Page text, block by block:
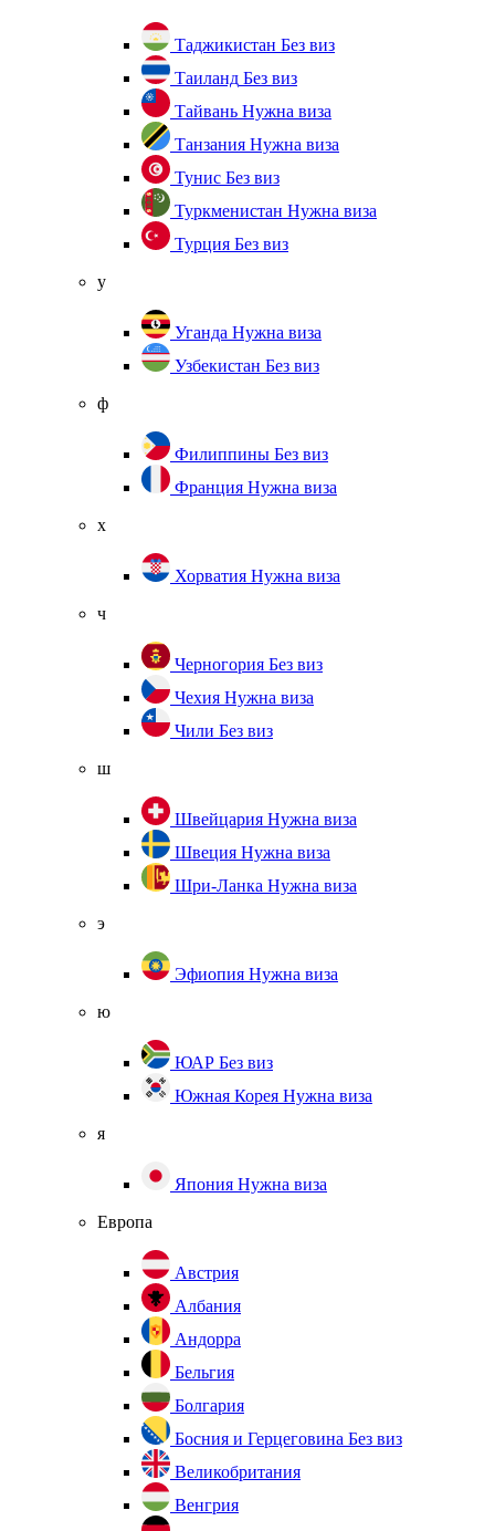
Таджикистан Без виз
Таиланд Без виз
Тайвань Нужна виза
Танзания Нужна виза
Тунис Без виз
Туркменистан Нужна виза
Турция Без виз
у
Уганда Нужна виза
Узбекистан Без виз
ф
Филиппины Без виз
Франция Нужна виза
х
Хорватия Нужна виза
ч
Черногория Без виз
Чехия Нужна виза
Чили Без виз
ш
Швейцария Нужна виза
Швеция Нужна виза
Шри-Ланка Нужна виза
э
Эфиопия Нужна виза
ю
ЮАР Без виз
Южная Корея Нужна виза
я
Япония Нужна виза
Европа
Австрия
Албания
Андорра
Бельгия
Болгария
Босния и Герцеговина Без виз
Великобритания
Венгрия